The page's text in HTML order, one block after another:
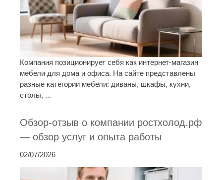
Компания позиционирует себя как интернет-магазин
мебели для дома и офиса. На сайте представлены
разные категории мебели: диваны, шкафы, кухни,
столы, ...
Обзор-отзыв о компании ростхолод.рф
— обзор услуг и опыта работы
02/07/2026